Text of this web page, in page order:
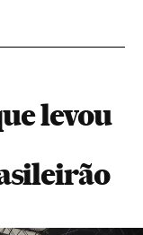
levou